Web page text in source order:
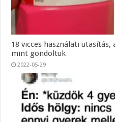
18 vicces használati
mint gondoltuk
2022-05-29